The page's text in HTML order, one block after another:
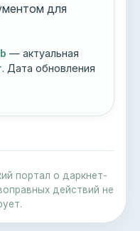
для
— актуальная
. Дата обновления
портал о даркнет-
действий не